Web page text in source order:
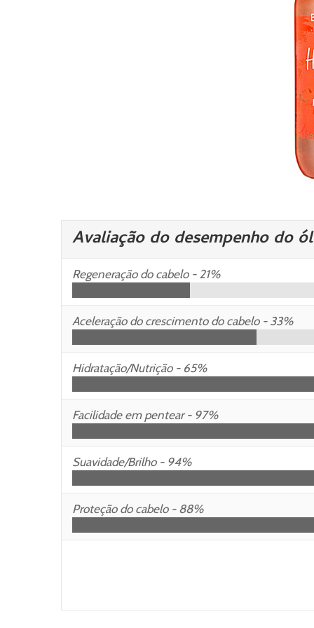
Avaliação do desempenho do
Regeneração do cabelo - 21%
Aceleração do crescimento do cabelo - 33%
Hidratação/Nutrição - 65%
Facilidade em pentear - 97%
Suavidade/Brilho - 94%
Proteção do cabelo - 88%